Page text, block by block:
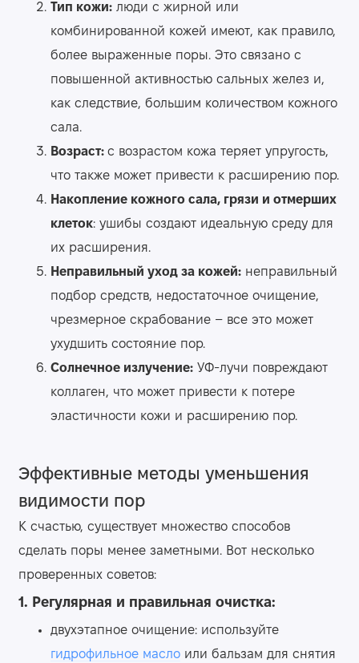
Тип кожи:люди с жирной или
комбинированной кожей имеют, как правило,
более выраженные поры. Это связано с
повышенной активностью сальных желез и,
как следствие, большим количеством кожного
сала.
Возраст: с возрастом кожа теряет упругость,
что также может привести к расширению пор.
Накопление кожного сала, грязи и отмерших
клеток: ушибы создают идеальную среду для
их расширения.
Неправильный уход за кожей:неправильный
подбор средств, недостаточное очищение,
чрезмерное скрабование – все это может
ухудшить состояние пор.
Солнечное излучение:УФ-лучи повреждают
коллаген, что может привести к потере
эластичности кожи и расширению пор.
Эффективные методы уменьшения
видимости пор
К счастью, существует множество способов
сделать поры менее заметными. Вот несколько
проверенных советов:
1. Регулярная и правильная очистка:
двухэтапное очищение: используйте
гидрофильное маслоили бальзам для снятия